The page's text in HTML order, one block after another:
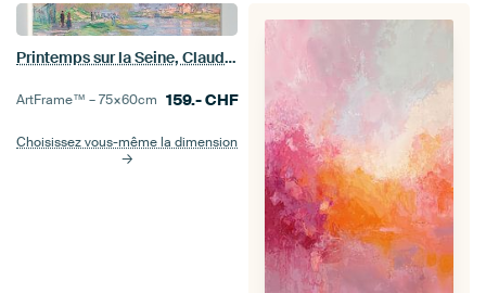
Printemps sur la Seine, Claude Monet
ArtFrame™ –75×60cm 159.-CHF
Choisissez vous-même la dimension